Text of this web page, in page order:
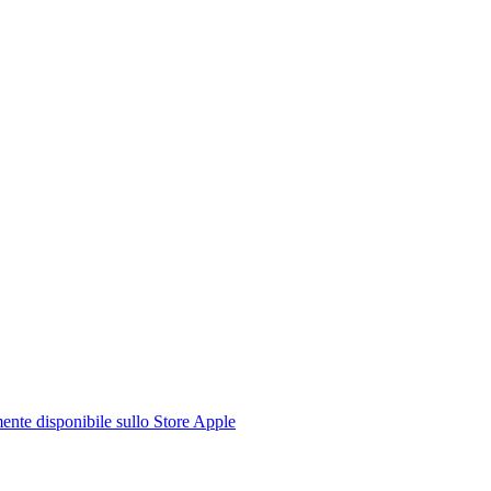
disponibile sullo Store Apple